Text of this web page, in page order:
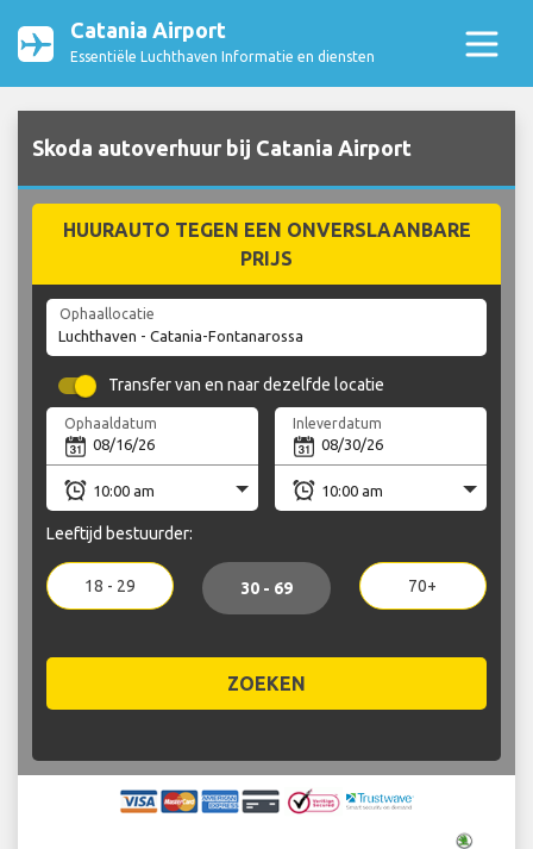
Catania Airport
Essentiële Luchthaven Informatie en diensten
Skoda autoverhuur bij Catania Airport
HUURAUTO TEGEN EEN ONVERSLAANBARE
PRIJS
Ophaallocatie
Transfer van en naar dezelfde locatie
Ophaaldatum Inleverdatum
Leeftijd bestuurder:
18 - 29 30 - 69 70+
ZOEKEN